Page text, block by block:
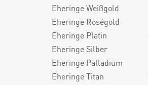
Eheringe Weißgold
Eheringe Roségold
Eheringe Platin
Eheringe Silber
Eheringe Palladium
Eheringe Titan